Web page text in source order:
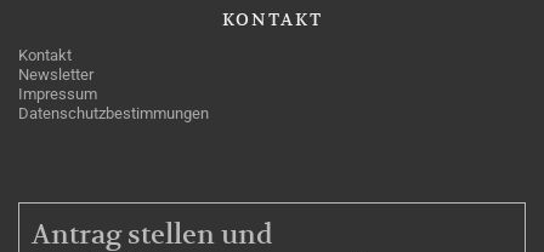
KONTAKT
Kontakt
Newsletter
Impressum
Datenschutzbestimmungen
MITGLIEDSCHAFT
Antrag stellen und